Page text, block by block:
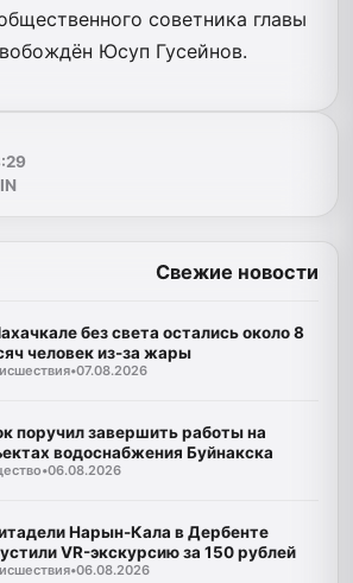
советника главы
Юсуп Гусейнов.
Свежие новости
без света остались около 8
человек из-за жары
•07.08.2026
поручил завершить работы на
водоснабжения Буйнакска
•06.08.2026
Нарын-Кала в Дербенте
VR-экскурсию за 150 рублей
•06.08.2026